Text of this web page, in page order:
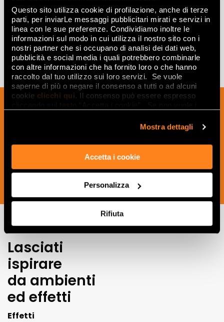
Questo sito utilizza cookie di profilazione, anche di terze
parti, per inviarLe messaggi pubblicitari mirati e servizi in
linea con le sue preferenze. Condividiamo inoltre le
informazioni sul modo in cui utilizza il nostro sito con i
nostri partner che si occupano di analisi dei dati web,
pubblicità e social media i quali potrebbero combinarle
con altre informazioni che ha fornito loro o che hanno
raccolto dal tuo utilizzo sui loro servizi. Se vuole
saperne di più o negare il consenso a tutti o ad alcuni
cookie clicchi qui. Il consenso può essere espresso
Mostra dettagli
Accetta i cookie
Personalizza
Rifiuta
160x240
Sign up to our newsletter to receive
the world of ceramics and interior
design.
Lasciati
ispirare
da ambienti
ed effetti
Effetti